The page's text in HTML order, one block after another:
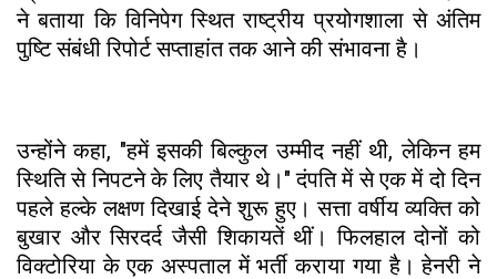
ने बताया कि विनिपेग स्थित राष्ट्रीय प्रयोगशाला से अंतिम
पुष्टि संबंधी रिपोर्ट सप्ताहांत तक आने की संभावना है।
उन्होंने कहा, "हमें इसकी बिल्कुल उम्मीद नहीं थी, लेकिन हम
स्थिति से निपटने के लिए तैयार थे।" दंपति में से एक में दो दिन
पहले हल्के लक्षण दिखाई देने शुरू हुए। सत्ता वर्षीय व्यक्ति को
बुखार और सिरदर्द जैसी शिकायतें थीं। फिलहाल दोनों को
विक्टोरिया के एक अस्पताल में भर्ती कराया गया है। हेनरी ने